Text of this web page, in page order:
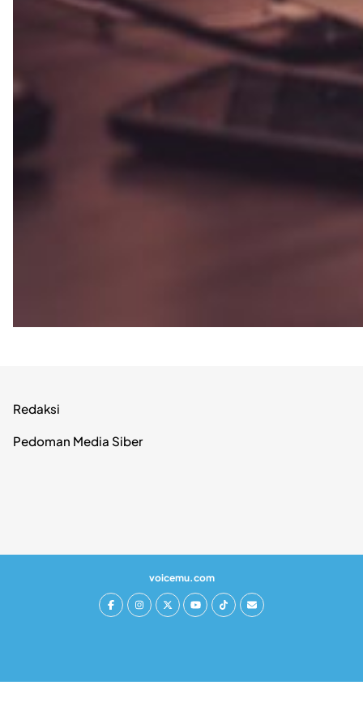
Redaksi
Pedoman Media Siber
voicemu.com